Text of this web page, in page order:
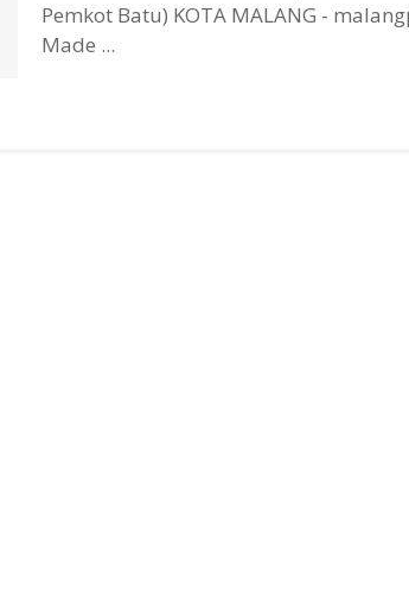
Pemkot Batu) KOTA MALANG -
Made ...